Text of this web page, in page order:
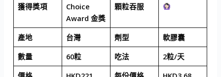
獲得獎項
Choice
Award 金獎
顆粒吞服
產地 台灣 劑型
軟膠囊
數量
60粒 吃法
2粒/天